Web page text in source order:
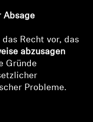
Absage
Recht vor, das
abzusagen
Gründe
Probleme.